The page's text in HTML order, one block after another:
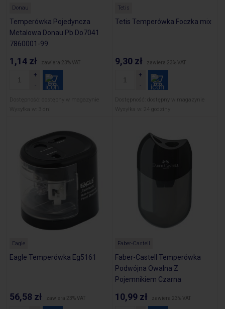
Donau
Temperówka Pojedyncza
Metalowa Donau Pb Do7041
7860001-99
1,14 zł zawiera 23% VAT
Dostępność:
dostępny w magazynie
Wysyłka w:
3 dni
Tetis
Tetis Temperówka Foczka mix
9,30 zł zawiera 23% VAT
Dostępność:
dostępny w magazynie
Wysyłka w:
24 godziny
Eagle
Eagle Temperówka Eg5161
56,58 zł zawiera 23% VAT
Faber-Castell
Faber-Castell Temperówka
Podwójna Owalna Z
Pojemnikiem Czarna
10,99 zł zawiera 23% VAT